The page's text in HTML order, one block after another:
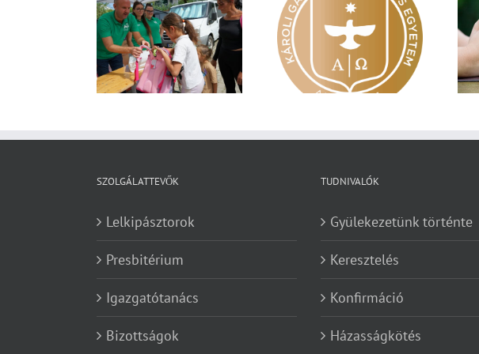
Nagy érdeklődés övezi a
Károli képzéseit
Vasárnapi üzenet –
Zsoltárok 149
SZOLGÁLATTEVŐK
Lelkipásztorok
Presbitérium
Igazgatótanács
Bizottságok
TUDNIVALÓK
Gyülekezetünk történte
Keresztelés
Konfirmáció
Házasságkötés